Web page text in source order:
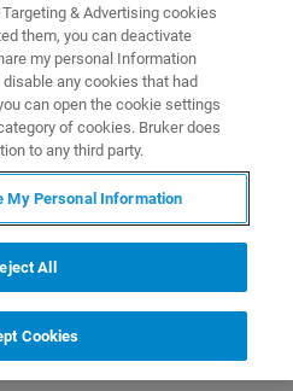
イオン二次電池の開発
基礎物性の把握や状態
常に重要です。
& Advertising cookies
them, you can deactivate
my personal Information
any cookies that had
can open the cookie settings
of cookies. Bruker does
to any third party.
My Personal Information
All
Cookies